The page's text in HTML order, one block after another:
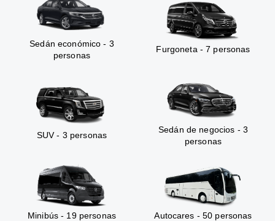
Sedán económico - 3
personas
Furgoneta - 7 personas
SUV - 3 personas
Sedán de negocios - 3
personas
Minibús - 19 personas Autocares - 50 personas